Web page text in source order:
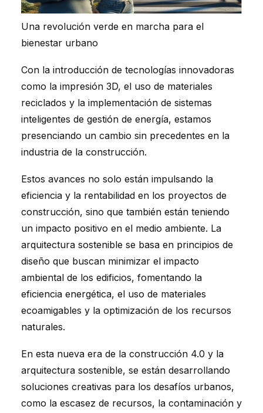
Una revolución verde en marcha para el
bienestar urbano
Con la introducción de tecnologías innovadoras
como la impresión 3D, el uso de materiales
reciclados y la implementación de sistemas
inteligentes de gestión de energía, estamos
presenciando un cambio sin precedentes en la
industria de la construcción.
Estos avances no solo están impulsando la
eficiencia y la rentabilidad en los proyectos de
construcción, sino que también están teniendo
un impacto positivo en el medio ambiente. La
arquitectura sostenible se basa en principios de
diseño que buscan minimizar el impacto
ambiental de los edificios, fomentando la
eficiencia energética, el uso de materiales
ecoamigables y la optimización de los recursos
naturales.
En esta nueva era de la construcción 4.0 y la
arquitectura sostenible, se están desarrollando
soluciones creativas para los desafíos urbanos,
como la escasez de recursos, la contaminación y